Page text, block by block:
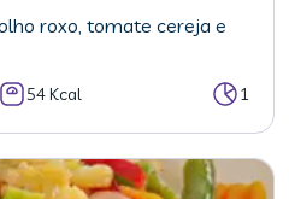
roxo, tomate cereja e
54 Kcal 1